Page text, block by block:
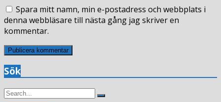
Spara mitt namn, min e-postadress och webbplats i
denna webbläsare till nästa gång jag skriver en
kommentar.
Sök
Search
Search